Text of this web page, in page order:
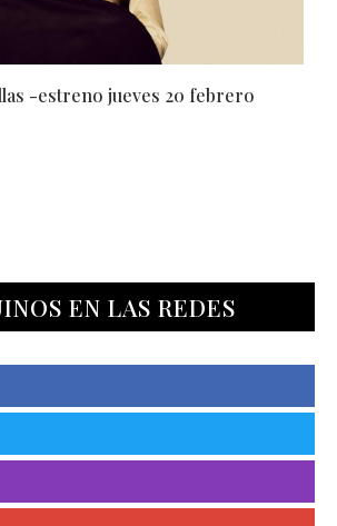
-estreno jueves 20 febrero
EN LAS REDES